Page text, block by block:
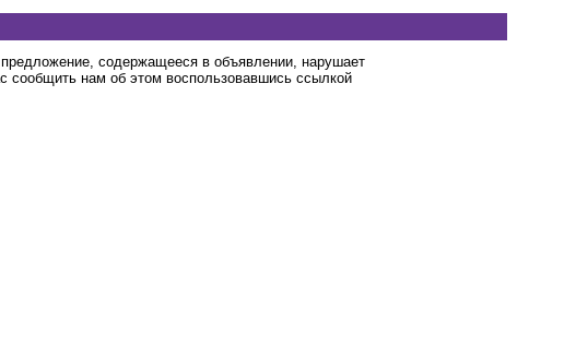
содержащееся в объявлении, нарушает
нам об этом воспользовавшись ссылкой